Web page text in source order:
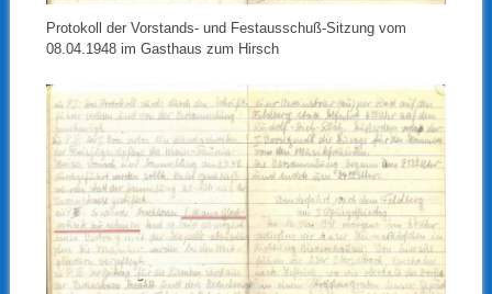
Protokoll der Vorstands- und Festausschuß-Sitzung vom
08.04.1948 im Gasthaus zum Hirsch